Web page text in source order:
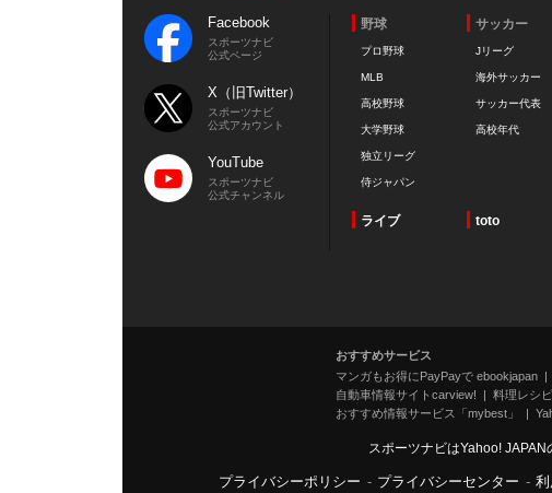
Facebook
スポーツナビ
公式ページ
X（旧Twitter）
スポーツナビ
公式アカウント
YouTube
スポーツナビ
公式チャンネル
野球
プロ野球
MLB
高校野球
大学野球
独立リーグ
侍ジャパン
サッカー
Jリーグ
海外サッカー
サッカー代表
高校年代
ライブ toto
おすすめサービス
マンガもお得にPayPayで ebookjapan
自動車情報サイトcarview!
料理レシ
おすすめ情報サービス「mybest」
スポーツナビはYahoo!
プライバシーポリシー - プライバシーセンター -